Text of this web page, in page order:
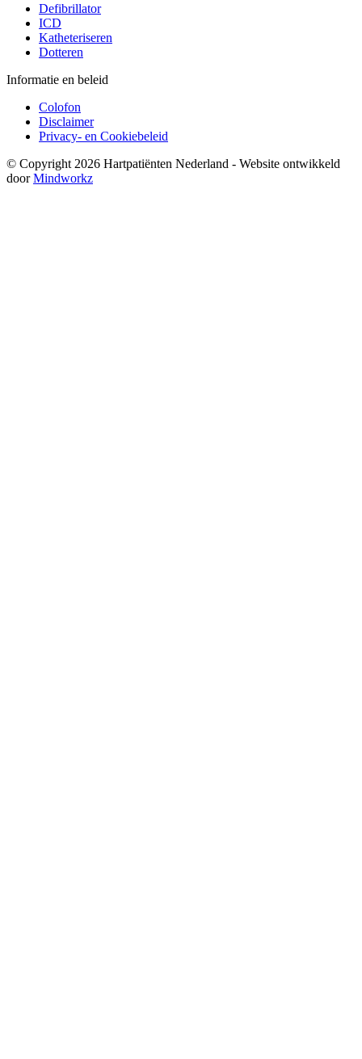
Defibrillator
ICD
Katheteriseren
Dotteren
Informatie en beleid
Colofon
Disclaimer
Privacy- en Cookiebeleid
© Copyright 2026 Hartpatiënten Nederland - Website ontwikkeld
doorMindworkz